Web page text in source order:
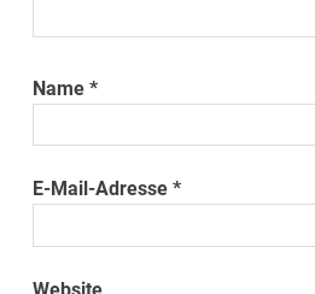
Name*
E-Mail-Adresse*